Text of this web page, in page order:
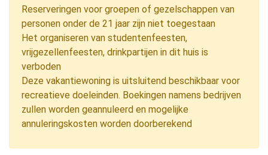
Reserveringen voor groepen of gezelschappen van
personen onder de 21 jaar zijn niet toegestaan
Het organiseren van studentenfeesten,
vrijgezellenfeesten, drinkpartijen in dit huis is
verboden
Deze vakantiewoning is uitsluitend beschikbaar voor
recreatieve doeleinden. Boekingen namens bedrijven
zullen worden geannuleerd en mogelijke
annuleringskosten worden doorberekend